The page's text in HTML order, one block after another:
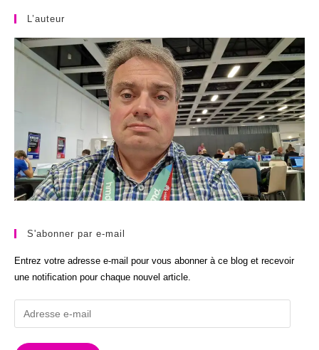
L’auteur
S'abonner par e-mail
Entrez votre adresse e-mail pour vous abonner à ce blog et recevoir
une notification pour chaque nouvel article.
Adresse
e-
mail